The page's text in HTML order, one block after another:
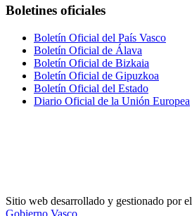
Boletines oficiales
Boletín Oficial del País Vasco
Boletín Oficial de Álava
Boletín Oficial de Bizkaia
Boletín Oficial de Gipuzkoa
Boletín Oficial del Estado
Diario Oficial de la Unión Europea
Sitio web desarrollado y gestionado por el